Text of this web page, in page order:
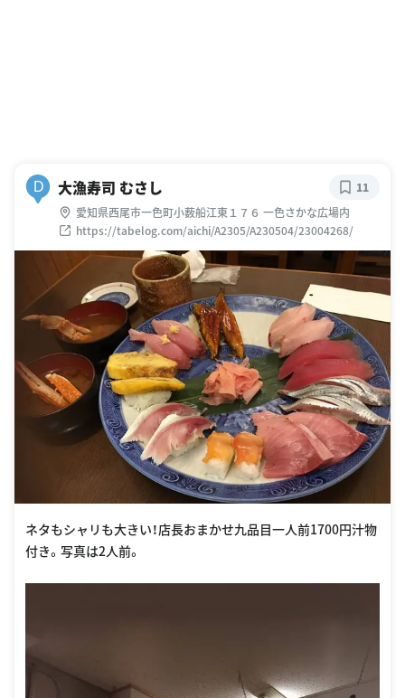
D 大漁寿司 むさし
愛知県西尾市一色町小薮船江東１７６ 一色さかな広場内
https://tabelog.com/aichi/A2305/A230504/23004268/
11
ネタもシャリも大きい！店長おまかせ九品目一人前1700円汁物
付き。写真は2人前。